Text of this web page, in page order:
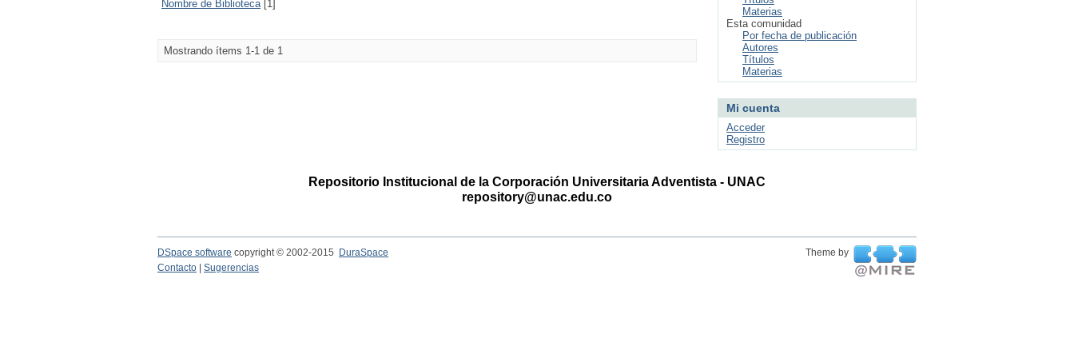
Nombre de Biblioteca[1]
Mostrando ítems 1-1 de 1
Materias
Esta comunidad
Por fecha de publicación
Autores
Títulos
Materias
Mi cuenta
Acceder
Registro
Repositorio Institucional de la Corporación Universitaria Adventista - UNAC
repository@unac.edu.co
DSpace software copyright © 2002-2015 DuraSpace
Theme by
Contacto
Sugerencias